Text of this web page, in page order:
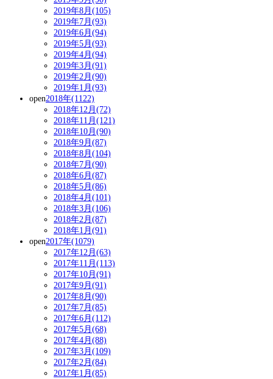
2019年8月(105)
2019年7月(93)
2019年6月(94)
2019年5月(93)
2019年4月(94)
2019年3月(91)
2019年2月(90)
2019年1月(93)
open2018年(1122)
2018年12月(72)
2018年11月(121)
2018年10月(90)
2018年9月(87)
2018年8月(104)
2018年7月(90)
2018年6月(87)
2018年5月(86)
2018年4月(101)
2018年3月(106)
2018年2月(87)
2018年1月(91)
open2017年(1079)
2017年12月(63)
2017年11月(113)
2017年10月(91)
2017年9月(91)
2017年8月(90)
2017年7月(85)
2017年6月(112)
2017年5月(68)
2017年4月(88)
2017年3月(109)
2017年2月(84)
2017年1月(85)